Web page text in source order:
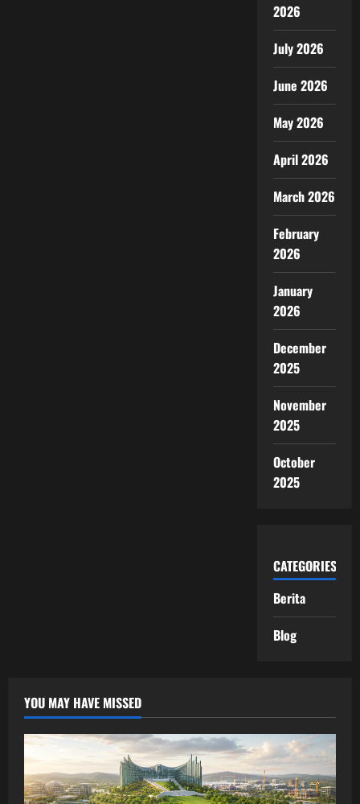
2026
July 2026
June 2026
May 2026
April 2026
March 2026
February
2026
January
2026
December
2025
November
2025
October
2025
CATEGORIES
Berita
Blog
YOU MAY HAVE MISSED